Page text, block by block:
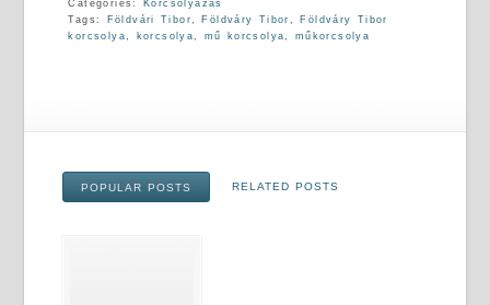
Categories:
Korcsolyázás
Tags:
Földvári Tibor, Földváry Tibor , Földváry Tibor
korcsolya, korcsolya, mű korcsolya, műkorcsolya
POPULAR POSTS RELATED POSTS